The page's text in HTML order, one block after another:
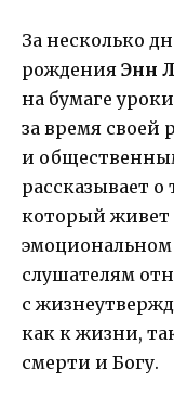
За несколько
рождения Энн
на бумаге
за время своей
и
рассказывает
который живет
эмоциональном
слушателям
с
как к жизни,
смерти и Богу.